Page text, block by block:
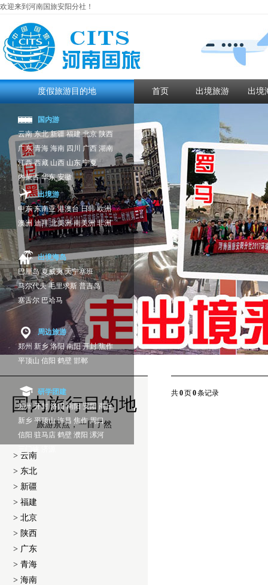
欢迎来到河南国旅安阳分社！
度假旅游目的地
国内游
云南 东北 新疆 福建 北京 陕西
广东 青海 海南 四川 广西 湖南
江西 西藏 山西 山东 宁夏
内蒙古 华东 安徽
出境游
中东 东南亚 港澳台 日韩 欧洲
澳洲 迪拜 北美洲 南美洲 非洲
出境海岛
巴厘岛 夏威夷 天宁塞班
马尔代夫 毛里求斯 普吉岛
塞舌尔 巴哈马
周边旅游
郑州 新乡 洛阳 南阳 开封 焦作
平顶山 信阳 鹤壁 邯郸
研学团建
郑州 开封 洛阳 南阳 安阳 商丘
新乡 平顶山 许昌 焦作 周口
信阳 驻马店 鹤壁 濮阳 漯河
三门峡
首页 出境旅游 出境
国内旅行目的地
旅游景点，一目了然
> 云南
> 东北
> 新疆
> 福建
> 北京
> 陕西
> 广东
> 青海
> 海南
共0页0条记录